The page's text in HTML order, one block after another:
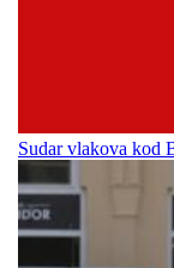
Sudar vlakova kod